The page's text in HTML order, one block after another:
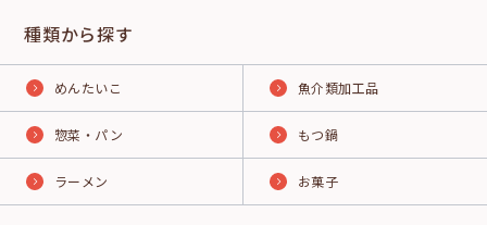
種類から探す
めんたいこ 魚介類加工品
惣菜・パン もつ鍋
ラーメン お菓子